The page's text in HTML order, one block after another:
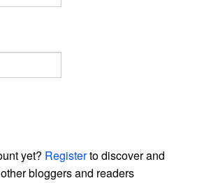
yet? Registerto discover and
bloggers and readers